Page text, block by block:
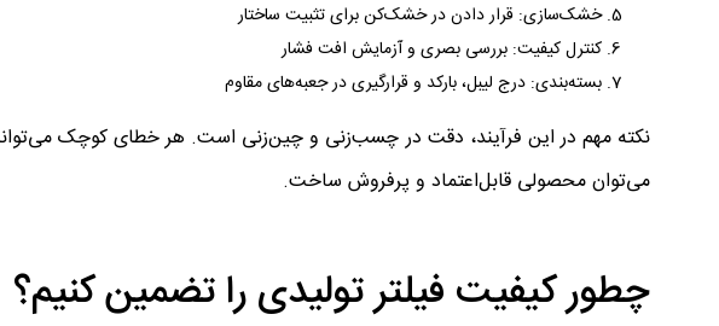
خشک‌سازی: قرار دادن در خشک‌کن برای تثبیت ساختار
کنترل کیفیت: بررسی بصری و آزمایش افت فشار
بسته‌بندی: درج لیبل، بارکد و قرارگیری در جعبه‌های مقاوم
می‌توان محصولی قابل‌اعتماد و پرفروش ساخت.
چطور کیفیت فیلتر تولیدی را تضمین کنیم؟